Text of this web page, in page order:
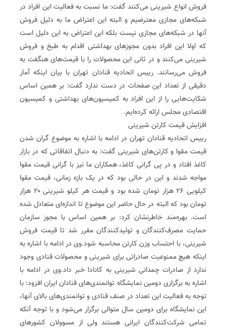
فروش انواع شیرینی می‌کنند گفت: ما نسبت به فعالیت این افراد در
شبکه‌های مجازی معترضیم و البته این اعتراض ما به دلیل فروش
آنها در شبکه‌های مجازی نیست بلکه این اعتراض به این دلیل است
که اولا این افراد بدون مجوزهای بهداشتی اقدام به طبخ و فروش
شیرینی می‌کنند و در ثانی این محصولات را با قیمت‌های هنگفت به
فروش می‌رسانند. رییس اتحادیه قنادان تهران با بیان اینکه آمار
دقیقی از تعداد این صفحات در دست ندارد گفت: بر همین اساس
شکایت‌هایی را از این افراد به کمیسیون‌های بهداشتی و کمیسیون
اقتصادی مجلس ارائه کرده‌ایم.
افزایش قیمت کارتن شیرینی
رییس اتحادیه قنادان تهران در ادامه با اشاره به موضوع گران شدن
قیمت مقوا و کارتن‌های شیرینی گفت: به دنبال اتفاقاتی که در بازار
کاغذ افتاد و در پی گرانی کاغذ، همکاران ما نیز با گرانی قیمت مقوا
مواجه شدند و این در حالی بود که در یک بازه زمانی، قیمت مقوا
کیلویی ۲۶ هزار تومان شده بود و قیمت هر کیلو شیرینی ۲۰ هزار
تومان بود که البته در حال حاضر این موضوع تا اندازه‌ای متعادل شده
است. بهره‌مند خاطرنشان کرد: بر همین اساس با مجوز سازمان
حمایت مصرف‌کنندگان و تولیدکنندگان مقرر شد تا قیمت فروش
شیرینی، با احتساب وزن کارتن محاسبه شود.وی در ادامه با اشاره به
اینکه هیچ ممنوعیت صادراتی برای شیرینی و محصولات قنادی وجود
ندارد از صادرات چمدانی شیرینی به کانادا خبر داد.وی در ادامه با
اشاره به برگزاری دومین نمایشگاه توانمندی‌های قنادان ایران افزود: با
توجه به فعالیت این تعداد در صنف قنادی و توانمندی‌های بالای آنها،
این نمایشگاه برای دومین سال متوالی برگزار می‌شود و با توجه آنکه
تمامی شرکت‌کنندگان ایرانی هستند ولی از مسوولان کشورهای